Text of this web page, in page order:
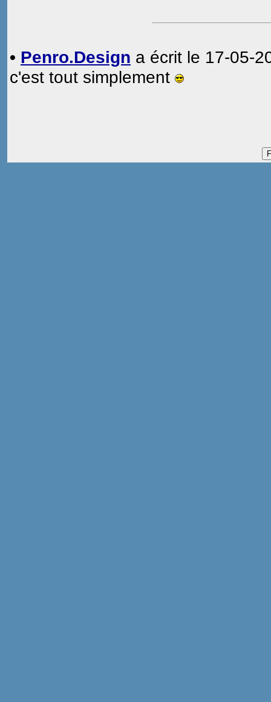
• Penro.Design a écrit le 17-05-
c'est tout simplement